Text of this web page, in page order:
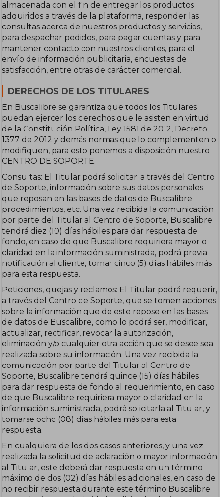
almacenada con el fin de entregar los productos
adquiridos a través de la plataforma, responder las
consultas acerca de nuestros productos y servicios,
para despachar pedidos, para pagar cuentas y para
mantener contacto con nuestros clientes, para el
envío de información publicitaria, encuestas de
satisfacción, entre otras de carácter comercial.
DERECHOS DE LOS TITULARES
En Buscalibre se garantiza que todos los Titulares
puedan ejercer los derechos que le asisten en virtud
de la Constitución Política, Ley 1581 de 2012, Decreto
1377 de 2012 y demás normas que lo complementen o
modifiquen, para esto ponemos a disposición nuestro
CENTRO DE SOPORTE.
Consultas: El Titular podrá solicitar, a través del Centro
de Soporte, información sobre sus datos personales
que reposan en las bases de datos de Buscalibre,
procedimientos, etc. Una vez recibida la comunicación
por parte del Titular al Centro de Soporte, Buscalibre
tendrá diez (10) días hábiles para dar respuesta de
fondo, en caso de que Buscalibre requiriera mayor o
claridad en la información suministrada, podrá previa
notificación al cliente, tomar cinco (5) días hábiles más
para esta respuesta.
Peticiones, quejas y reclamos: El Titular podrá requerir,
a través del Centro de Soporte, que se tomen acciones
sobre la información que de este repose en las bases
de datos de Buscalibre, como lo podrá ser, modificar,
actualizar, rectificar, revocar la autorización,
eliminación y/o cualquier otra acción que se desee sea
realizada sobre su información. Una vez recibida la
comunicación por parte del Titular al Centro de
Soporte, Buscalibre tendrá quince (15) días hábiles
para dar respuesta de fondo al requerimiento, en caso
de que Buscalibre requiriera mayor o claridad en la
información suministrada, podrá solicitarla al Titular, y
tomarse ocho (08) días hábiles más para esta
respuesta.
En cualquiera de los dos casos anteriores, y una vez
realizada la solicitud de aclaración o mayor información
al Titular, este deberá dar respuesta en un término
máximo de dos (02) días hábiles adicionales, en caso de
no recibir respuesta durante este término Buscalibre